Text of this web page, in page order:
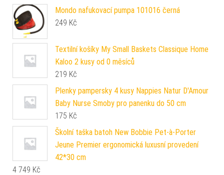
Mondo nafukovací pumpa 101016 černá
249 Kč
Textilní košíky My Small Baskets Classique Home
Kaloo 2 kusy od 0 měsíců
219 Kč
Plenky pampersky 4 kusy Nappies Natur D'Amour
Baby Nurse Smoby pro panenku do 50 cm
175 Kč
Školní taška batoh New Bobbie Pet-à-Porter
Jeune Premier ergonomická luxusní provedení
42*30 cm
4 749 Kč